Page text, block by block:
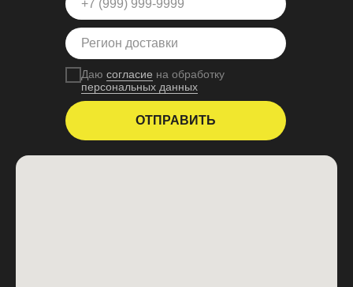
Даю согласие на обработку
персональных данных
ОТПРАВИТЬ